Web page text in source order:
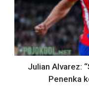
Julian Alvarez:
Penenka